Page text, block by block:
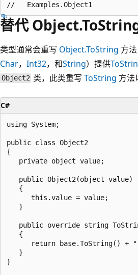
替代
类型通常会重写 Object.ToString 方
Char， Int32，和String）提供
Object2 类，此类重写ToString 方法
C#
using System;
public class Object2
{
   private object value;
   public Object2(object value)
   {
      this.value = value;
   }
public override string
   {
return base.ToString() +
   }
}